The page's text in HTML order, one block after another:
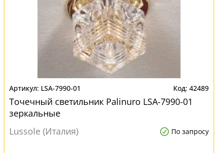
LSA-7990-01 42489
Точечный светильник Palinuro LSA-7990-01
зеркальные
Lussole (Италия)
По запросу